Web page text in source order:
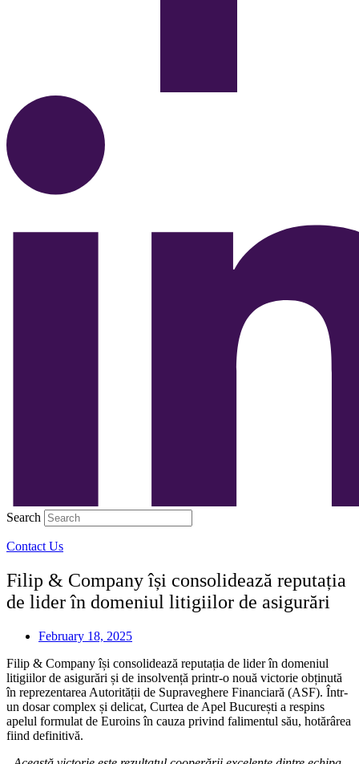
Search
Contact Us
Filip & Company își consolidează reputația
de lider în domeniul litigiilor de asigurări
February 18, 2025
Filip & Company își consolidează reputația de lider în domeniul
litigiilor de asigurări și de insolvență printr-o nouă victorie obținută
în reprezentarea Autorității de Supraveghere Financiară (ASF). Într-
un dosar complex și delicat, Curtea de Apel București a respins
apelul formulat de Euroins în cauza privind falimentul său, hotărârea
fiind definitivă.